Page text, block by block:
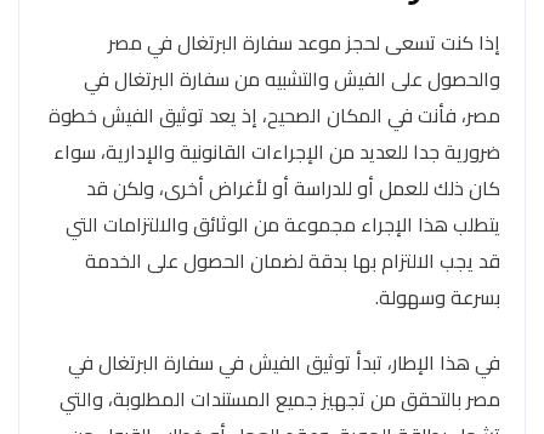
إذا كنت تسعى لحجز موعد سفارة البرتغال في مصر
والحصول على الفيش والتشبيه من سفارة البرتغال في
مصر، فأنت في المكان الصحيح، إذ يعد توثيق الفيش خطوة
ضرورية جدا للعديد من الإجراءات القانونية والإدارية، سواء
كان ذلك للعمل أو للدراسة أو لأغراض أخرى، ولكن قد
يتطلب هذا الإجراء مجموعة من الوثائق والالتزامات التي
قد يجب الالتزام بها بدقة لضمان الحصول على الخدمة
بسرعة وسهولة.
في هذا الإطار، تبدأ توثيق الفيش في سفارة البرتغال في
مصر بالتحقق من تجهيز جميع المستندات المطلوبة، والتي